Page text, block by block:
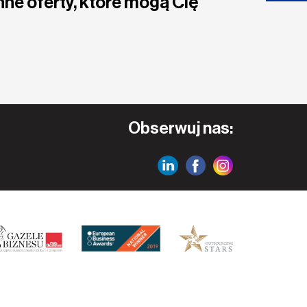
Obserwuj nas: